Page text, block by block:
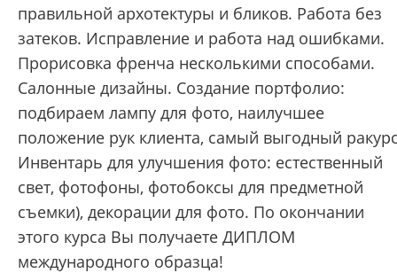
правильной архотектуры и бликов. Работа без
затеков. Исправление и работа над ошибками.
Прорисовка френча несколькими способами.
Салонные дизайны. Создание портфолио:
подбираем лампу для фото, наилучшее
положение рук клиента, самый выгодный
Инвентарь для улучшения фото: естественный
свет, фотофоны, фотобоксы для предметной
съемки), декорации для фото. По окончании
этого курса Вы получаете ДИПЛОМ
международного образца!